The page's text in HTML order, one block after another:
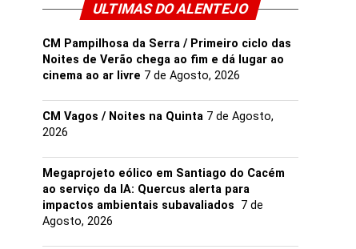
ULTIMAS DO ALENTEJO
CM Pampilhosa da Serra / Primeiro ciclo das
Noites de Verão chega ao fim e dá lugar ao
cinema ao ar livre 7 de Agosto, 2026
CM Vagos / Noites na Quinta 7 de Agosto,
2026
Megaprojeto eólico em Santiago do Cacém
ao serviço da IA: Quercus alerta para
impactos ambientais subavaliados 7 de
Agosto, 2026